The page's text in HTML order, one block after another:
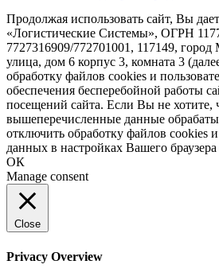
Продолжая использовать сайт, Вы
«Логистические Системы», ОГРН
7727316909/772701001, 117149, город
улица, дом 6 корпус 3, комната 3
обработку файлов cookies и
обеспечения бесперебойной работы
посещений сайта. Если Вы не
вышеперечисленные данные
отключить обработку файлов cookies
данных в настройках Вашего
ОК
Manage consent
Close
Privacy Overview